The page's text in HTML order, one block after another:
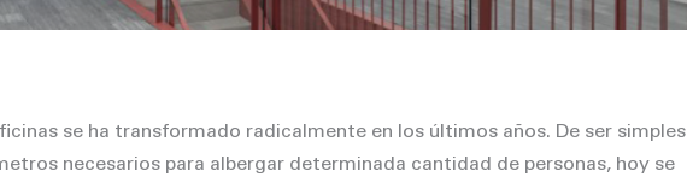
se ha transformado radicalmente en los últimos años. De ser simples
necesarios para albergar determinada cantidad de personas, hoy se